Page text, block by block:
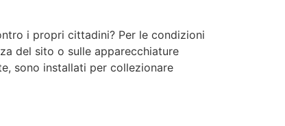
i propri cittadini? Per le condizioni
del sito o sulle apparecchiature
sono installati per collezionare